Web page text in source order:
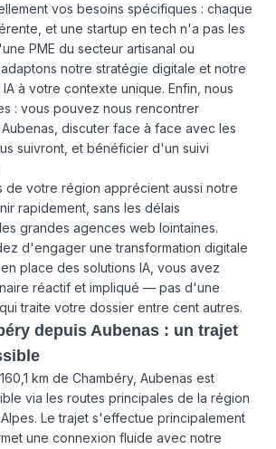
vos besoins spécifiques : chaque
et une startup en tech n'a pas les
PME du secteur artisanal ou
notre stratégie digitale et notre
à votre contexte unique. Enfin, nous
: vous pouvez nous rencontrer
discuter face à face avec les
suivront, et bénéficier d'un suivi
de votre région apprécient aussi notre
rapidement, sans les délais
grandes agences web lointaines.
d'engager une transformation digitale
place des solutions IA, vous avez
réactif et impliqué — pas d'une
traite votre dossier entre cent autres.
depuis Aubenas : un trajet
km de Chambéry, Aubenas est
via les routes principales de la région
Le trajet s'effectue principalement
une connexion fluide avec notre